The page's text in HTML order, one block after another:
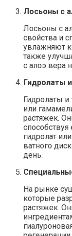
Лосьоны с
Лосьоны с
свойства и
увлажняют
также
с алоэ вера
Гидролаты
Гидролаты
или
растяжек.
гидролат
ватного
день.
На рынке
которые
растяжек.